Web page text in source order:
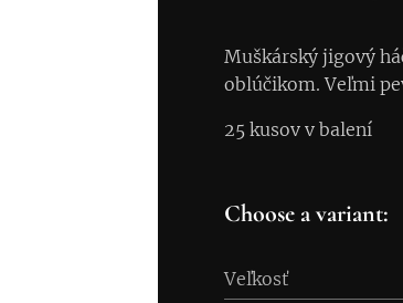
Muškárský jigový
oblúčikom. Veľmi
25 kusov v balení
Choose a variant:
Veľkosť